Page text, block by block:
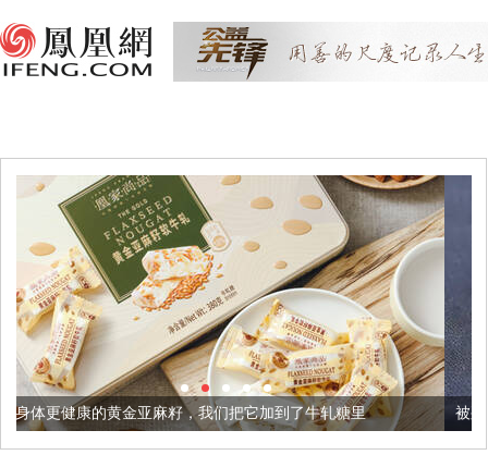
籽，我们把它加到了牛轧糖里 被列入佛家七宝的它到底